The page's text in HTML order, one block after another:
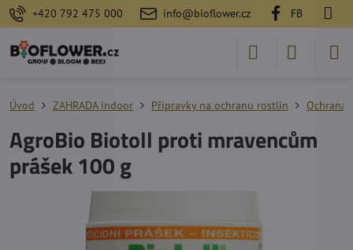
+420 792 475 000 info@bioflower.cz FB
Úvod ZAHRADA indoor Přípravky na ochranu rostlin Ochrana
AgroBio Biotoll proti mravencům
prášek 100 g